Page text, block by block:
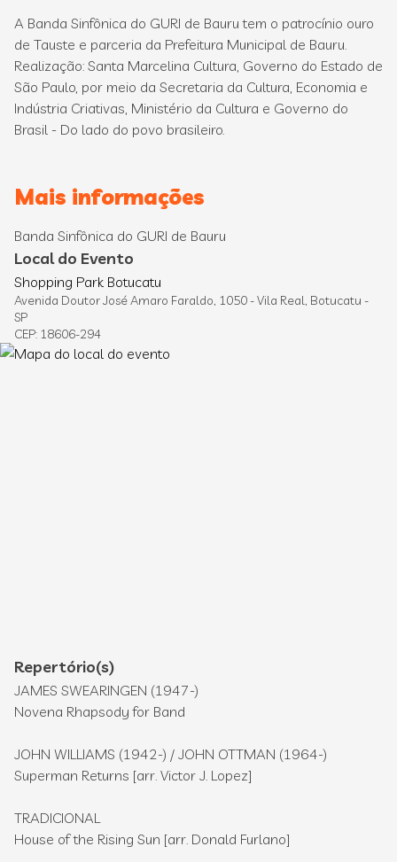
A Banda Sinfônica do GURI de Bauru tem o patrocínio ouro
de Tauste e parceria da Prefeitura Municipal de Bauru.
Realização: Santa Marcelina Cultura, Governo do Estado de
São Paulo, por meio da Secretaria da Cultura, Economia e
Indústria Criativas, Ministério da Cultura e Governo do
Brasil - Do lado do povo brasileiro.
Mais informações
Banda Sinfônica do GURI de Bauru
Local do Evento
Shopping Park Botucatu
Avenida Doutor José Amaro Faraldo, 1050 - Vila Real, Botucatu -
SP
CEP: 18606-294
Repertório(s)
JAMES SWEARINGEN (1947-)
Novena Rhapsody for Band
JOHN WILLIAMS (1942-) / JOHN OTTMAN (1964-)
Superman Returns [arr. Victor J. Lopez]
TRADICIONAL
House of the Rising Sun [arr. Donald Furlano]